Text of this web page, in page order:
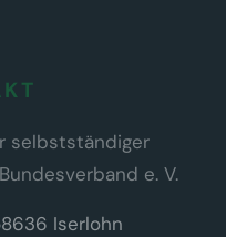
selbstständiger
e. V.
Iserlohn